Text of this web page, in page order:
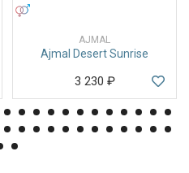
AJMAL
Ajmal Desert Sunrise
3 230 ₽